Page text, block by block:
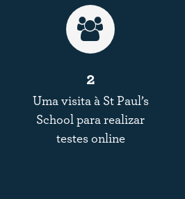
2
Uma visita à St Paul’s
School para realizar
testes online